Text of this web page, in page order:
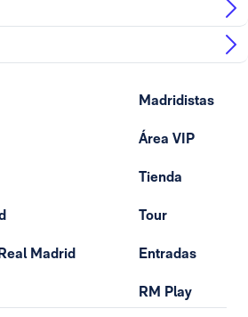
Madrid
Madridistas
Área VIP
Tienda
Tour
Entradas
RM Play